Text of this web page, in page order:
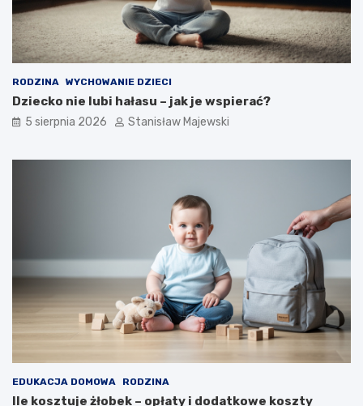
RODZINA WYCHOWANIE DZIECI
Dziecko nie lubi hałasu – jak je wspierać?
5 sierpnia 2026 Stanisław Majewski
EDUKACJA DOMOWA RODZINA
Ile kosztuje żłobek – opłaty i dodatkowe koszty